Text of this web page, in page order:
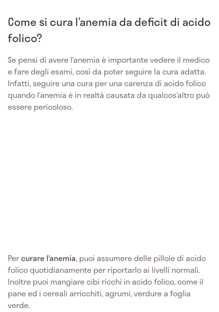
Come si cura l’anemia da deficit di acido
folico?
Se pensi di avere l’anemia è importante vedere il medico
e fare degli esami, così da poter seguire la cura adatta.
Infatti, seguire una cura per una carenza di acido folico
quando l’anemia è in realtà causata da qualcos’altro può
essere pericoloso.
Percurare l’anemia, puoi assumere delle pillole di acido
folico quotidianamente per riportarlo ai livelli normali.
Inoltre puoi mangiare cibi ricchi in acido folico, come il
pane ed i cereali arricchiti, agrumi, verdure a foglia
verde.